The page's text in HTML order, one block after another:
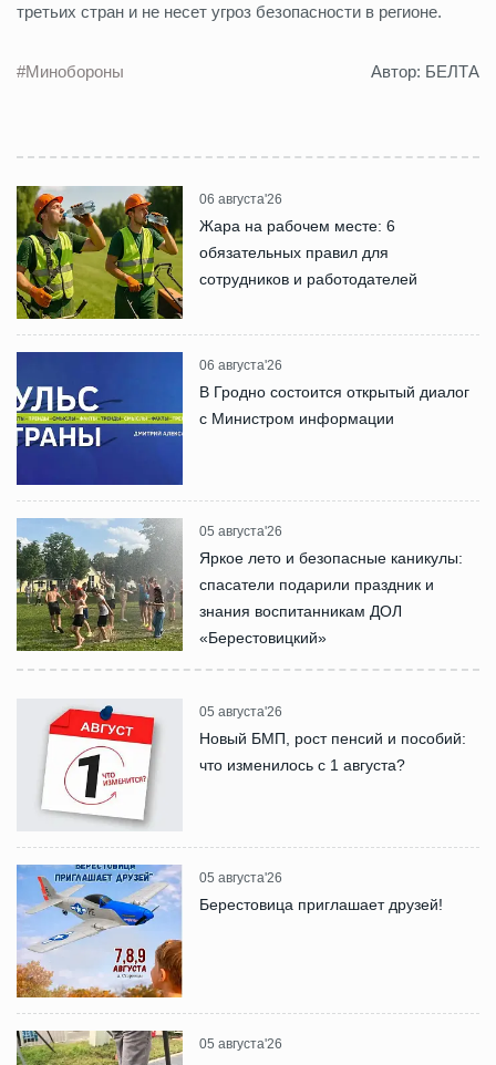
третьих стран и не несет угроз безопасности в регионе.
#Минобороны Автор: БЕЛТА
06 августа'26
Жара на рабочем месте: 6
обязательных правил для
сотрудников и работодателей
06 августа'26
В Гродно состоится открытый диалог
с Министром информации
05 августа'26
Яркое лето и безопасные каникулы:
спасатели подарили праздник и
знания воспитанникам ДОЛ
«Берестовицкий»
05 августа'26
Новый БМП, рост пенсий и пособий:
что изменилось с 1 августа?
05 августа'26
Берестовица приглашает друзей!
05 августа'26